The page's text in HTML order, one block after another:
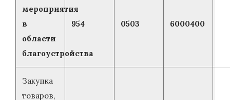
мероприятия
в
области
благоустройства
954 0503 6000400
Закупка
товаров,